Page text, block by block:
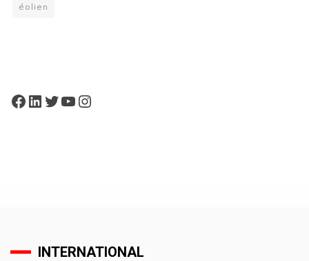
éolien
Facebook
LinkedIn
Twitter
YouTube
Instagram
INTERNATIONAL